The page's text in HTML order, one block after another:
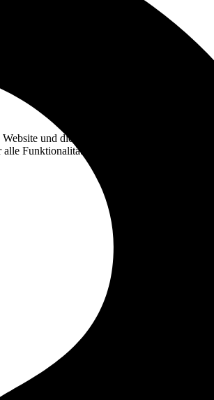
und die Nutzererfahrung zu
Funktionalitäten der Seite zur Verfügung